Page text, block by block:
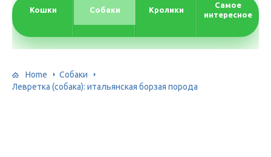
Кошки Собаки Кролики
Самое
интересное
Home
Собаки
Левретка (собака): итальянская борзая порода